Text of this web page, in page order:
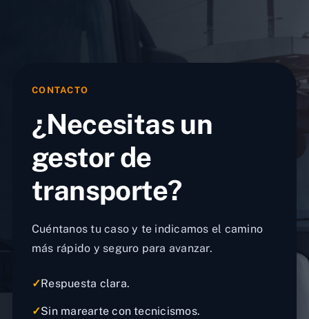
CONTACTO
¿Necesitas un
gestor de
transporte?
Cuéntanos tu caso y te indicamos el camino
más rápido y seguro para avanzar.
✓Respuesta clara.
✓Sin marearte con tecnicismos.